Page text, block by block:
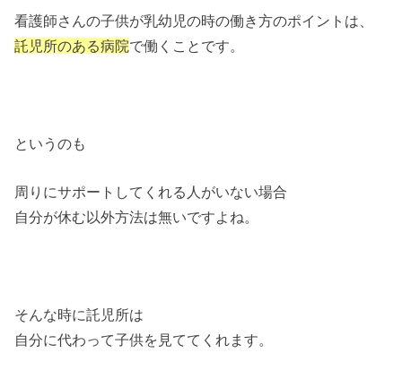
看護師さんの子供が乳幼児の時の働き方のポイントは、
託児所のある病院で働くことです。
というのも
周りにサポートしてくれる人がいない場合
自分が休む以外方法は無いですよね。
そんな時に託児所は
自分に代わって子供を見ててくれます。